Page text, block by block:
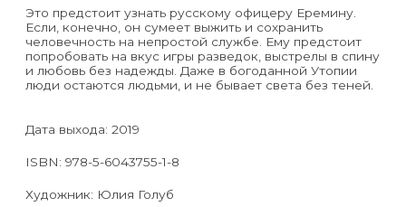
Это предстоит узнать русскому офицеру Еремину.
Если, конечно, он сумеет выжить и сохранить
человечность на непростой службе. Ему предстоит
попробовать на вкус игры разведок, выстрелы в спину
и любовь без надежды. Даже в богоданной Утопии
люди остаются людьми, и не бывает света без теней.
Дата выхода: 2019
ISBN: 978-5-6043755-1-8
Художник: Юлия Голуб